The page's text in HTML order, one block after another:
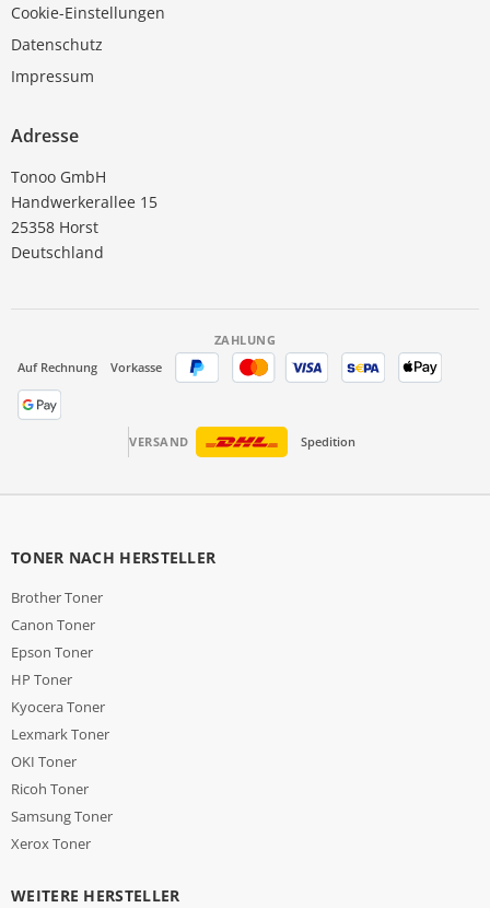
Cookie-Einstellungen
Datenschutz
Impressum
Adresse
Tonoo GmbH
Handwerkerallee 15
25358 Horst
Deutschland
ZAHLUNG
Auf Rechnung
Vorkasse
VERSAND Spedition
TONER NACH HERSTELLER
Brother Toner
Canon Toner
Epson Toner
HP Toner
Kyocera Toner
Lexmark Toner
OKI Toner
Ricoh Toner
Samsung Toner
Xerox Toner
WEITERE HERSTELLER